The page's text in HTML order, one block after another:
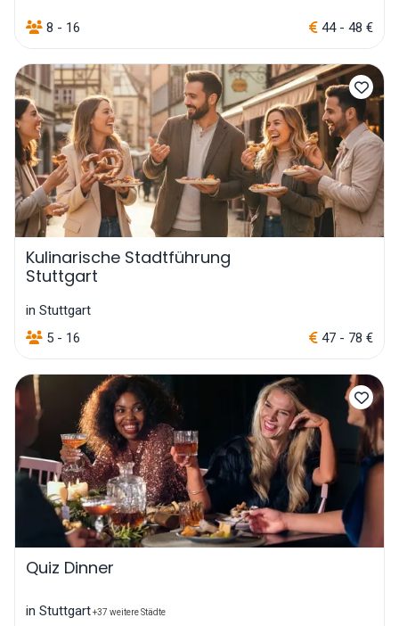
8 - 16 44 - 48 €
Kulinarische Stadtführung
Stuttgart
in Stuttgart
5 - 16
47 - 78 €
Quiz Dinner
in Stuttgart+37 weitere Städte